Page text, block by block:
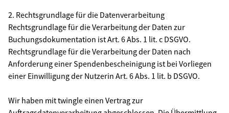
2. Rechtsgrundlage für die Datenverarbeitung
Rechtsgrundlage für die Verarbeitung der Daten zur
Buchungsdokumentation ist Art. 6 Abs. 1 lit. c DSGVO.
Rechtsgrundlage für die Verarbeitung der Daten nach
Anforderung einer Spendenbescheinigung ist bei Vorliegen
einer Einwilligung der Nutzerin Art. 6 Abs. 1 lit. b DSGVO.
Wir haben mit twingle einen Vertrag zur